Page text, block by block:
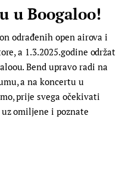
u Boogaloo!
odrađenih open airova i
a 1.3.2025.godine održat
Bend upravo radi na
a na koncertu u
prije svega očekivati
omiljene i poznate